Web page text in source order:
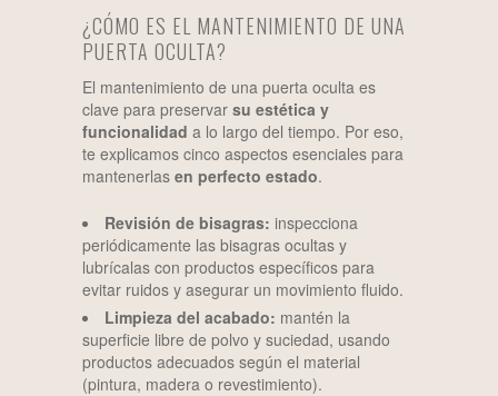
¿CÓMO ES EL MANTENIMIENTO DE UNA
PUERTA OCULTA?
El mantenimiento de una puerta oculta es
clave para preservar su estética y
funcionalidad a lo largo del tiempo. Por eso,
te explicamos cinco aspectos esenciales para
mantenerlas en perfecto estado.
Revisión de bisagras: inspecciona
periódicamente las bisagras ocultas y
lubrícalas con productos específicos para
evitar ruidos y asegurar un movimiento fluido.
Limpieza del acabado: mantén la
superficie libre de polvo y suciedad, usando
productos adecuados según el material
(pintura, madera o revestimiento).